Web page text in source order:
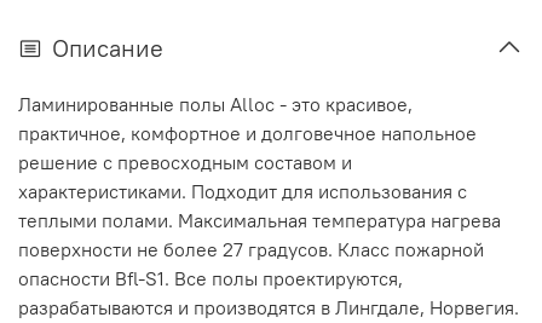
Описание
Ламинированные полы Alloc - это красивое,
практичное, комфортное и долговечное напольное
решение с превосходным составом и
характеристиками. Подходит для использования с
теплыми полами. Максимальная температура нагрева
поверхности не более 27 градусов. Класс пожарной
опасности Bfl-S1. Все полы проектируются,
разрабатываются и производятся в Лингдале, Норвегия.